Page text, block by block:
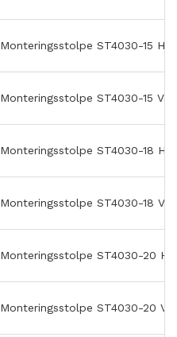
Monteringsstolpe ST4030-15
Monteringsstolpe ST4030-15
Monteringsstolpe ST4030-18
Monteringsstolpe ST4030-18
Monteringsstolpe ST4030-20
Monteringsstolpe ST4030-20